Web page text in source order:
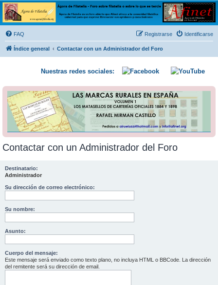
Ágora de Filatelia
Foro sobre filatelia o sobre lo que se tercie. Ágora de Filatelia es un foro abierto que Afinet
ofrece a la comunidad filatélica universal para que exprese libremente sus opiniones y
conocimientos
FAQ Identificarse
Registrarse
Índice general Contactar con un Administrador del Foro
Nuestras redes sociales:
Contactar con un Administrador del Foro
Destinatario:
Administrador
Su dirección de correo electrónico:
Su nombre:
Asunto:
Cuerpo del mensaje:
Este mensaje será enviado como texto plano, no incluya HTML o BBCode. La dirección
del remitente será su dirección de email.